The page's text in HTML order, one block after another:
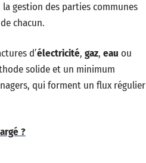
gestion des parties communes
chacun.
d’électricité, gaz, eau ou
solide et un minimum
qui forment un flux régulier
?